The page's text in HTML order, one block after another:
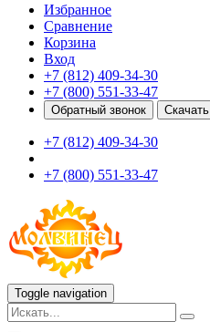
Входные арки
Информационные
Ограждения
Для детей с
Школам
Игровые комплексы от
Спортивные элементы
Тренажеры
Теннисные столы
Спортивные ворота
Спортивные стойки
Оборудование для ГТО
Информационные
Ограждения
Безопасные покрытия
Избранное
Сравнение
Корзина
Вход
+7 (812) 409-34-30
+7 (800) 551-33-47
Обратный звонок
+7 (812) 409-34-30
+7 (800) 551-33-47
Toggle navigation